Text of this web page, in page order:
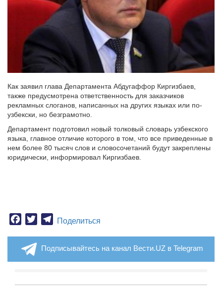
Как заявил глава Департамента Абдугаффор Киргизбаев,
также предусмотрена ответственность для заказчиков
рекламных слоганов, написанных на других языках или по-
узбекски, но безграмотно.
Департамент подготовил новый толковый словарь узбекского
языка, главное отличие которого в том, что все приведенные в
нем более 80 тысяч слов и словосочетаний будут закреплены
юридически, информировал Киргизбаев.
Facebook
TwitterTelegram
Поделиться
Подписывайтесь на канал Вести.UZ в Telegram